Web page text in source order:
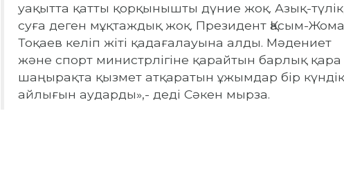
уақытта қатты қорқынышты дүние жоқ. Азық-
суға деген мұқтаждық жоқ. Президент Қасым-
Тоқаев келіп жіті қадағалауына алды. Мәдениет
және спорт министрлігіне қарайтын барлық қара
шаңырақта қызмет атқаратын ұжымдар бір күндік
айлығын аударды»,- деді Сәкен мырза.